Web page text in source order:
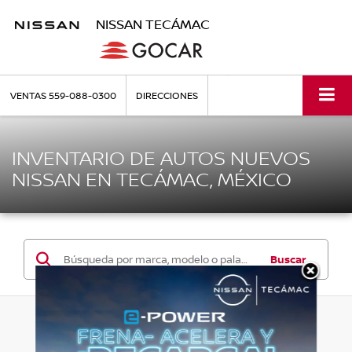
NISSAN TECÁMAC
VENTAS559-088-0300 DIRECCIONES
INVENTARIO DE AUTOS NUEVOS
NISSAN EN TECÁMAC, MÉXICO
Buscar